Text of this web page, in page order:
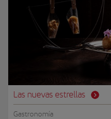
Las nuevas estrellas
Gastronomía